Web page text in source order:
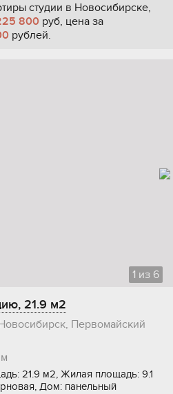
студии в Новосибирске,
800 руб, цена за
рублей.
1 из 6
21.9 м2
Первомайский
21.9 м2, Жилая площадь: 9.1
Дом: панельный